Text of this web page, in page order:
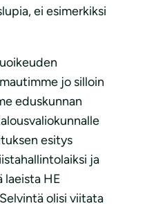
ei esimerkiksi
jo silloin
eduskunnan
esitys
ja
laeista HE
olisi viitata